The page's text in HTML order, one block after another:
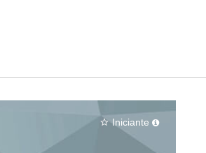
star_border Iniciante